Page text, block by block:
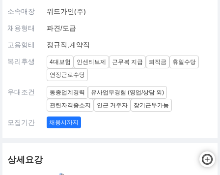
소속매장 위드가인(주)
채용형태 파견/도급
고용형태 정규직,계약직
복리후생 4대보험 인센티브제 근무복 지급 퇴직금
휴일수당
연장근로수당
우대조건 동종업계경력
유사업무경험 (영업/상담 외)
관련자격증소지
인근 거주자 장기근무가능
모집기간 채용시까지
상세요강